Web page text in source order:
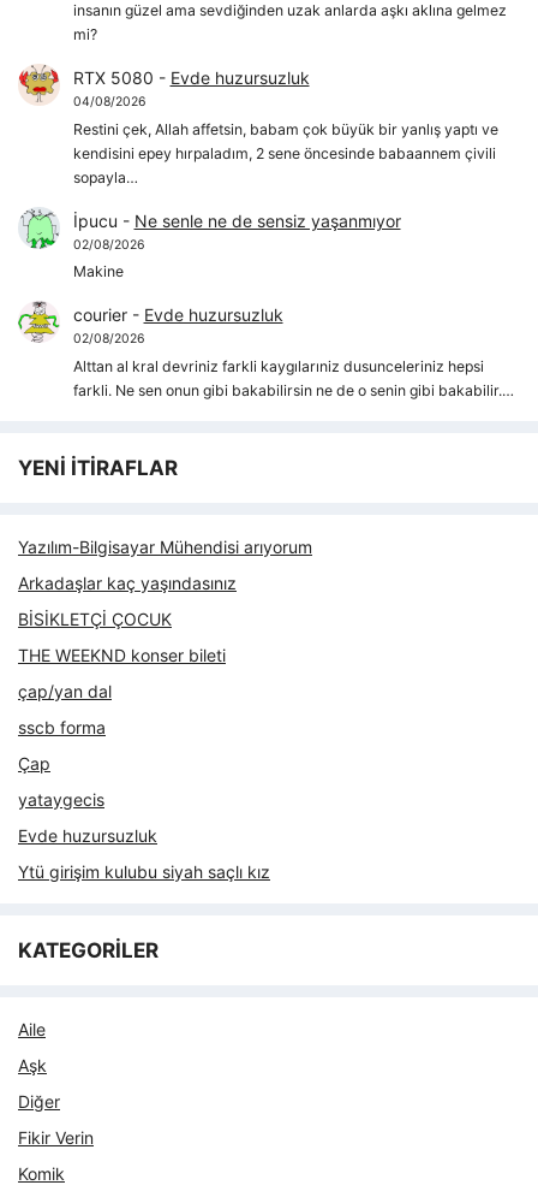
insanın güzel ama sevdiğinden uzak anlarda aşkı aklına gelmez
mi?
RTX 5080 - Evde huzursuzluk
04/08/2026
Restini çek, Allah affetsin, babam çok büyük bir yanlış yaptı ve
kendisini epey hırpaladım, 2 sene öncesinde babaannem çivili
sopayla…
İpucu - Ne senle ne de sensiz yaşanmıyor
02/08/2026
Makine
courier- Evde huzursuzluk
02/08/2026
Alttan al kral devriniz farkli kaygılarıniz dusunceleriniz hepsi
farkli. Ne sen onun gibi bakabilirsin ne de o senin gibi bakabilir.…
YENİ İTİRAFLAR
Yazılım-Bilgisayar Mühendisi arıyorum
Arkadaşlar kaç yaşındasınız
BİSİKLETÇİ ÇOCUK
THE WEEKND konser bileti
çap/yan dal
sscb forma
Çap
yataygecis
Evde huzursuzluk
Ytü girişim kulubu siyah saçlı kız
KATEGORİLER
Aile
Aşk
Diğer
Fikir Verin
Komik